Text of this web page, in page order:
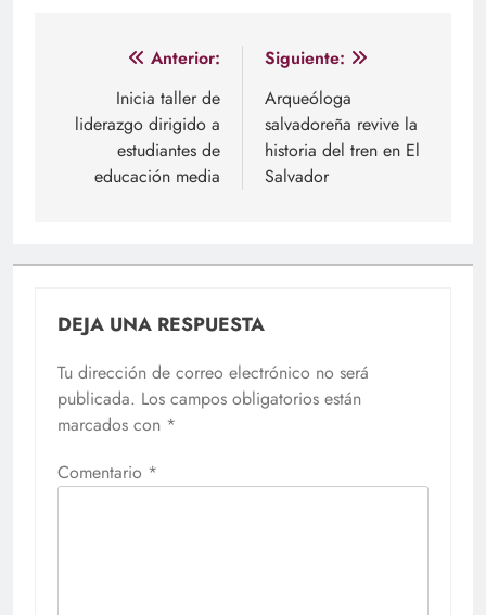
Navegación
entradas
Anterior:
Inicia taller de
liderazgo dirigido a
estudiantes de
educación media
Siguiente:
Arqueóloga
salvadoreña revive la
historia del tren en El
Salvador
DEJA UNA RESPUESTA
Tu dirección de correo electrónico no será
publicada. Los campos obligatorios están
marcados con *
Comentario *